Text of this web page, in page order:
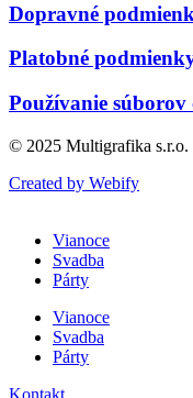
Dopravné
Platobné
Používanie súborov
© 2025 Multigrafika s.r.o.
Created by Webify
Vianoce
Svadba
Párty
Vianoce
Svadba
Párty
Kontakt